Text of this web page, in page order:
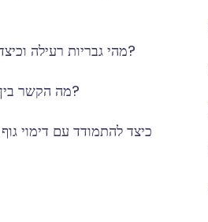
מהי גבריות רעילה וכיצד היא משפיעה על גברים?
מה הקשר בין חרדה לבריאות המעיים?
כיצד להתמודד עם דימוי